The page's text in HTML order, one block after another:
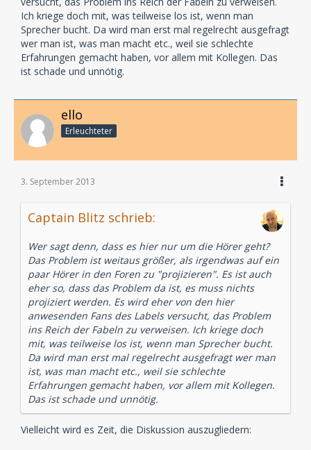
Ich kriege doch mit, was teilweise los ist, wenn man
Sprecher bucht. Da wird man erst mal regelrecht ausgefragt
wer man ist, was man macht etc., weil sie schlechte
Erfahrungen gemacht haben, vor allem mit Kollegen. Das
ist schade und unnötig.
ello
Erleuchteter
3. September 2013
Captain Blitz schrieb:
Wer sagt denn, dass es hier nur um die Hörer geht?
Das Problem ist weitaus größer, als irgendwas auf ein
paar Hörer in den Foren zu "projizieren". Es ist auch
eher so, dass das Problem da ist, es muss nichts
projiziert werden. Es wird eher von den hier
anwesenden Fans des Labels versucht, das Problem
ins Reich der Fabeln zu verweisen. Ich kriege doch
mit, was teilweise los ist, wenn man Sprecher bucht.
Da wird man erst mal regelrecht ausgefragt wer man
ist, was man macht etc., weil sie schlechte
Erfahrungen gemacht haben, vor allem mit Kollegen.
Das ist schade und unnötig.
Vielleicht wird es Zeit, die Diskussion auszugliedern: